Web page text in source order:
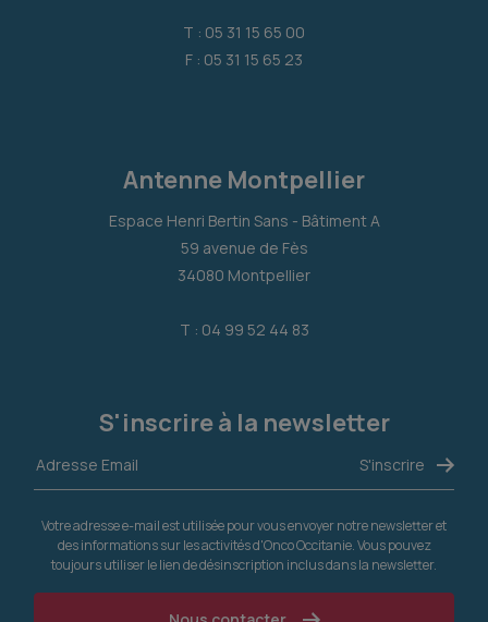
T : 05 31 15 65 00
F : 05 31 15 65 23
Antenne Montpellier
Espace Henri Bertin Sans - Bâtiment A
59 avenue de Fès
34080 Montpellier
T : 04 99 52 44 83
S'inscrire à la newsletter
Votre adresse e-mail est utilisée pour vous envoyer notre newsletter et
des informations sur les activités d'Onco Occitanie. Vous pouvez
toujours utiliser le lien de désinscription inclus dans la newsletter.